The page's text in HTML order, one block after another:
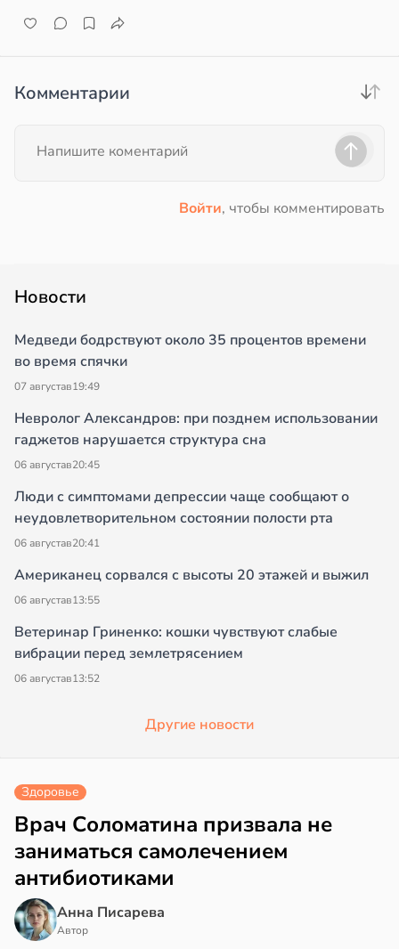
Комментарии
Войти, чтобы комментировать
Новости
Медведи бодрствуют около 35 процентов времени
во время спячки
07 августав19:49
Невролог Александров: при позднем использовании
гаджетов нарушается структура сна
06 августав20:45
Люди с симптомами депрессии чаще сообщают о
неудовлетворительном состоянии полости рта
06 августав20:41
Американец сорвался с высоты 20 этажей и выжил
06 августав13:55
Ветеринар Гриненко: кошки чувствуют слабые
вибрации перед землетрясением
06 августав13:52
Другие новости
Здоровье
Врач Соломатина призвала не
заниматься самолечением
антибиотиками
Анна Писарева
Автор